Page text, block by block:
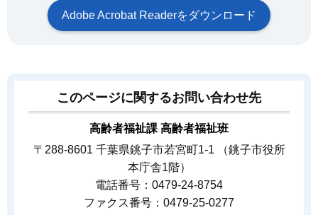
Adobe Acrobat Readerをダウンロード
このページに関するお問い合わせ先
高齢者福祉課 高齢者福祉班
〒288-8601 千葉県銚子市若宮町1-1 （銚子市役所
本庁舎1階）
電話番号：0479-24-8754
ファクス番号：0479-25-0277